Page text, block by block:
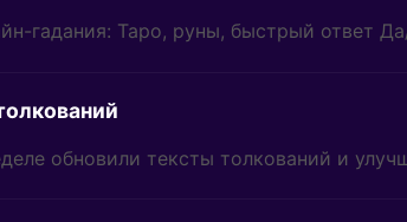
гадания: Таро, руны, быстрый ответ
обновили тексты толкований и